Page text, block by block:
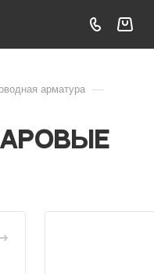
арматура —